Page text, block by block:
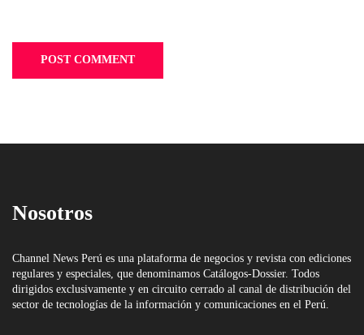
Nosotros
Channel News Perú es una plataforma de negocios y revista con ediciones
regulares y especiales, que denominamos Catálogos-Dossier. Todos
dirigidos exclusivamente y en circuito cerrado al canal de distribución del
sector de tecnologías de la información y comunicaciones en el Perú.